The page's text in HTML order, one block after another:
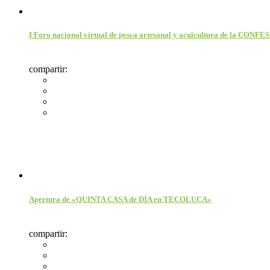
I Foro nacional virtual de pesca artesanal y acuicultura de la
compartir:
Apertura de «QUINTA CASA de DÍA en TECOLUCA»
compartir: